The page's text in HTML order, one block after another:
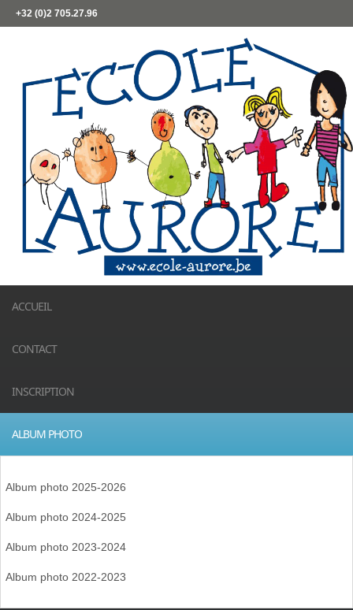
+32 (0)2 705.27.96
ACCUEIL
CONTACT
INSCRIPTION
ALBUM PHOTO
Album photo 2025-2026
Album photo 2024-2025
Album photo 2023-2024
Album photo 2022-2023